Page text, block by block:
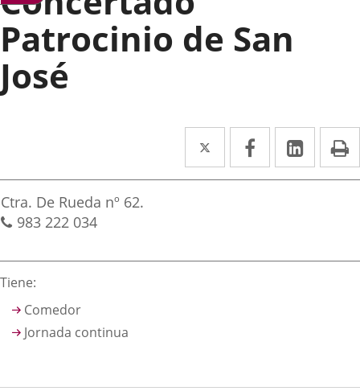
Patrocinio de San
José
Twitter
Enlace
a
Facebook
Enlace
a
Enlace
a
Postal
address
Ctra. De Rueda nº 62.
Phones
983 222 034
Descripción
Tiene:
Comedor
Jornada continua